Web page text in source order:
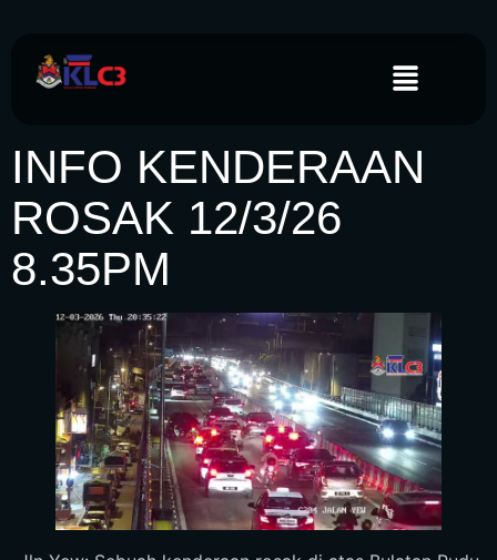
INFO KENDERAAN
ROSAK 12/3/26
8.35PM